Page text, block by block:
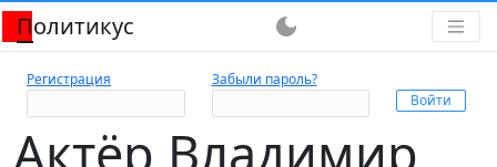
Политикус dark_mode
Регистрация Забыли пароль?
Актёр Владимир